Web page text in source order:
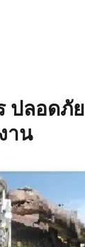
ปลอดภัย
าน